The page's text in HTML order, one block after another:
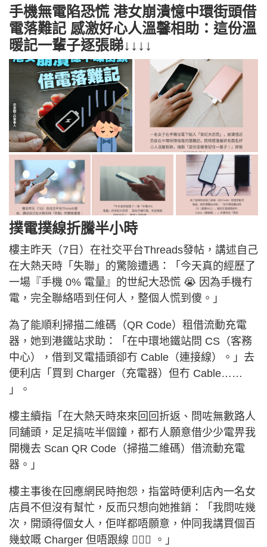
手機無電陷恐慌 港女崩潰憶中環街頭借
電落難記 感激好心人溫馨相助：這份溫
暖記一輩子逐張睇↓↓↓↓
撲電撲線折騰半小時
樓主昨天（7日）在社交平台Threads發帖，講述自己
在大熱天時「失聯」的驚險遭遇：「今天真的經歷了
一場『手機 0% 電量』的世紀大恐慌 😭 因為手機冇
電，完全聯絡唔到任何人，整個人慌到傻。」
為了能順利掃描二維碼（QR Code）租借流動充電
器，她到港鐵站求助：「在中環地鐵站問 CS（客務
中心），借到叉電插頭卻冇 Cable（連接線）。」去
便利店「買到 Charger（充電器）但冇 Cable……
」。
樓主續指「在大熱天時來來回回折返、問咗無數路人
同舖頭，足足搞咗半個鐘，都冇人願意借少少電畀我
開機去 Scan QR Code（掃描二維碼）借流動充電
器。」
樓主事後在回應網民時抱怨，指當時便利店內一名女
店員不但沒有幫忙，反而只想向她推銷：「我問咗幾
次，開頭得個女人，佢咩都唔願意，仲同我講買個百
幾蚊嘅 Charger 但唔跟線 🤦🏻‍♀️ 。」